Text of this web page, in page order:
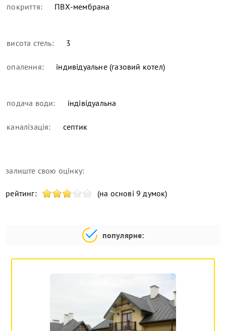
покриття: ПВХ-мембрана
висота стель: 3
опалення: індивідуальне (газовий котел)
подача води: індівідуальна
каналізація: септик
залиште свою оцінку:
рейтинг: (на основі 9 думок)
популярне: